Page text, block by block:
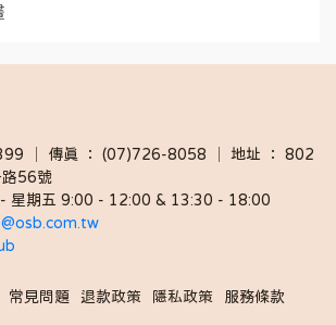
│ 傳真 ： (07)726-8058 │ 地址 ： 802
路56號
- 星期五 9:00 - 12:00 & 13:30 - 18:00
常見問題 退款政策 隱私政策 服務條款